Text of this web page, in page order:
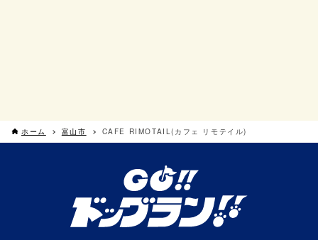
ホーム 富山市 CAFE RIMOTAIL(カフェ リモテイル)